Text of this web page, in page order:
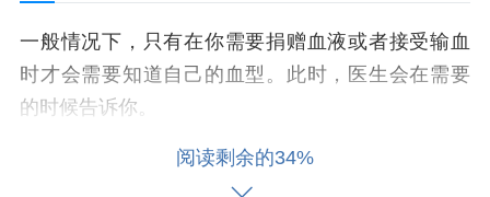
一般情况下，只有在你需要捐赠血液或者接受输血
时才会需要知道自己的血型。此时，医生会在需要
的时候告诉你。
5.可查看个人电子病历阅读剩余的34%